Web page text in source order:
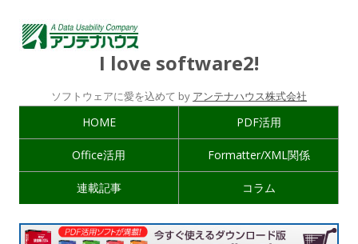
I love software2!
ソフトウェアに愛を込めて by アンテナハウス株式会社
HOME PDF活用
Office活用 Formatter/XML関係
連載記事 コラム